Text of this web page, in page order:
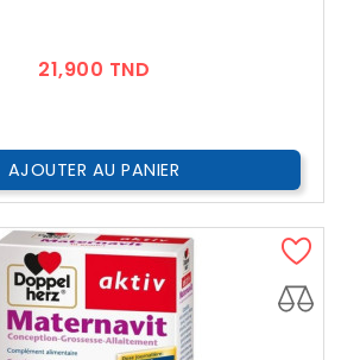
21,900 TND
AJOUTER AU PANIER